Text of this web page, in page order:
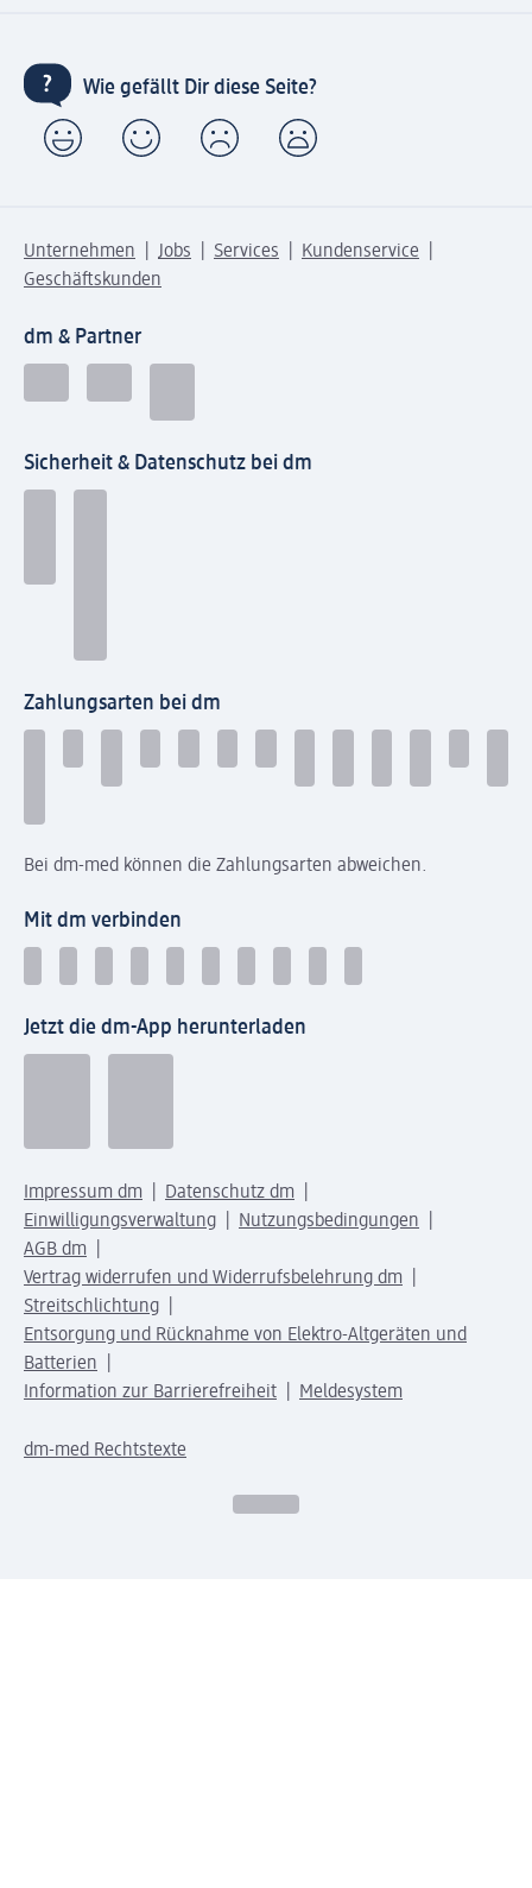
Wie gefällt Dir diese Seite?
Unternehmen Jobs Services
Kundenservice
Geschäftskunden
dm & Partner
Sicherheit & Datenschutz bei dm
Zahlungsarten bei dm
Bei dm-med können die Zahlungsarten abweichen.
Mit dm verbinden
Jetzt die dm-App herunterladen
Impressum dm
Datenschutz dm
Einwilligungsverwaltung
Nutzungsbedingungen
AGB dm
Vertrag widerrufen und Widerrufsbelehrung dm
Streitschlichtung
Entsorgung und Rücknahme von Elektro-Altgeräten und
Batterien
Information zur Barrierefreiheit
Meldesystem
dm-med Rechtstexte